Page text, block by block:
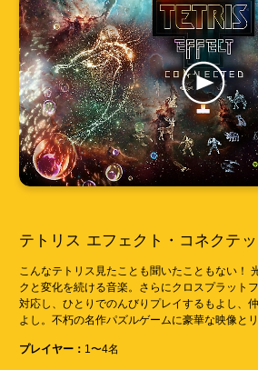
テトリス エフェクト・コネクテ
こんなテトリス見たことも聞いたこともない！
クと変化を続ける音楽。さらにクロスプラット
対応し、ひとりでのんびりプレイするもよし、
よし。不朽の名作パズルゲームに豪華な映像と
プレイヤー： 1〜4名